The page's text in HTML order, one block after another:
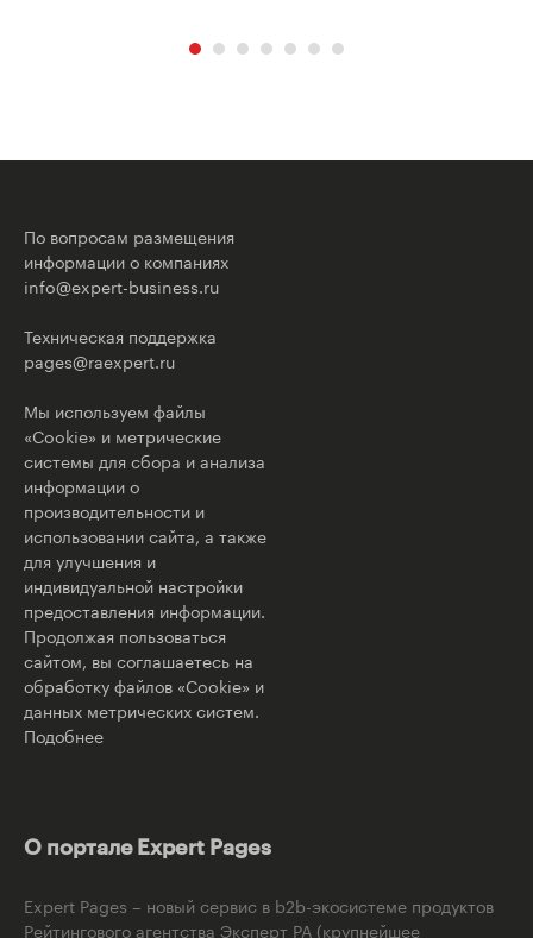
По вопросам размещения
информации о компаниях
info@expert-business.ru
Техническая поддержка
pages@raexpert.ru
Мы используем файлы
«Cookie» и метрические
системы для сбора и анализа
информации о
производительности и
использовании сайта, а также
для улучшения и
индивидуальной настройки
предоставления информации.
Продолжая пользоваться
сайтом, вы соглашаетесь на
обработку файлов «Cookie» и
данных метрических систем.
Подобнее
О портале Expert Pages
Expert Pages – новый сервис в b2b-экосистеме продуктов
Рейтингового агентства Эксперт РА (крупнейшее